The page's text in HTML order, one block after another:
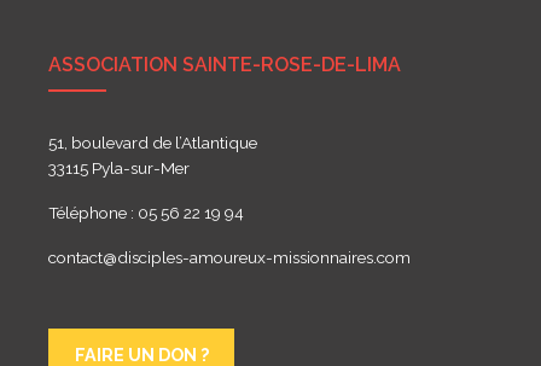
ASSOCIATION SAINTE-ROSE-DE-LIMA
51, boulevard de l’Atlantique
33115 Pyla-sur-Mer
Téléphone : 05 56 22 19 94
contact@disciples-amoureux-missionnaires.com
FAIRE UN DON ?